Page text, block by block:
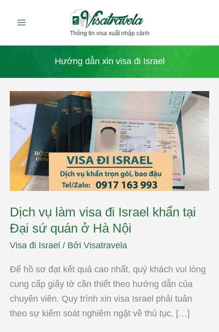
dung
Thông tin visa xuất nhập cảnh
Hướng dẫn xin visa đi Israel
Dịch vụ làm visa đi Israel khẩn tại
Đại sứ quán ở Hà Nội
Visa đi Israel / Bởi Visatravela
Để hồ sơ đạt kết quả cao nhất, quý khách vui lòng
cung cấp giấy tờ cần thiết theo hướng dẫn của
chuyên viên. Quy trình xin visa Israel phải tuân
theo sự kiểm soát nghiêm ngặt về thủ tục, […]
Dịch
vụ
visa
đi
Israel
khẩn
tại
Đại
sứ
quán
ở
Nội